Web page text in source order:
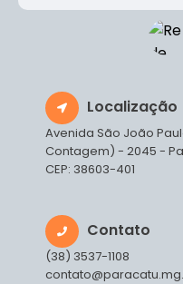
Localização
Avenida São João
Contagem) - 2045 -
CEP: 38603-401
Contato
(38) 3537-1108